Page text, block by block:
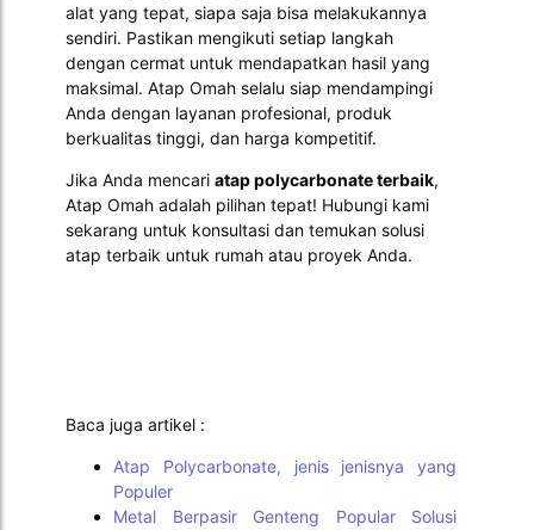
alat yang tepat, siapa saja bisa melakukannya
sendiri. Pastikan mengikuti setiap langkah
dengan cermat untuk mendapatkan hasil yang
maksimal. Atap Omah selalu siap mendampingi
Anda dengan layanan profesional, produk
berkualitas tinggi, dan harga kompetitif.
Jika Anda mencari atap polycarbonate terbaik,
Atap Omah adalah pilihan tepat! Hubungi kami
sekarang untuk konsultasi dan temukan solusi
atap terbaik untuk rumah atau proyek Anda.
Baca juga artikel :
Atap Polycarbonate, jenis jenisnya yang
Populer
Metal Berpasir Genteng Popular Solusi